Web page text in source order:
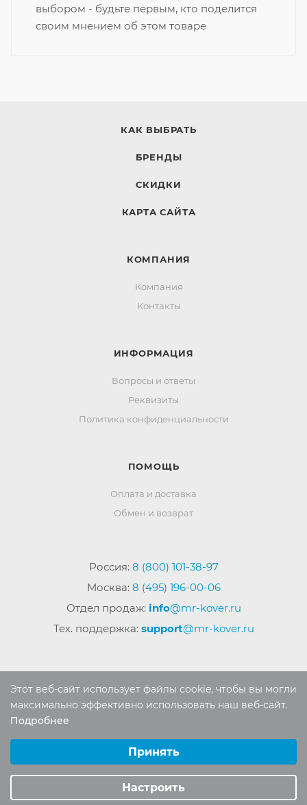
выбором - будьте первым, кто поделится
своим мнением об этом товаре
КАК ВЫБРАТЬ
БРЕНДЫ
СКИДКИ
КАРТА САЙТА
КОМПАНИЯ
Компания
Контакты
ИНФОРМАЦИЯ
Вопросы и ответы
Реквизиты
Политика конфиденциальности
ПОМОЩЬ
Оплата и доставка
Обмен и возврат
Россия: 8 (800) 101-38-97
Москва: 8 (495) 196-00-06
Отдел продаж: info@mr-kover.ru
Тех. поддержка: support@mr-kover.ru
2022-2026 © Интернет магазинMR-KOVER.RU
Авторские права защищены. Воспроизведение
материалов сайта без письменного разрешения
Этот веб-сайт использует файлы cookie, чтобы вы могли
максимально эффективно использовать наш веб-сайт.
Подробнее
Аналитические/Функциональные
Принять
Настроить